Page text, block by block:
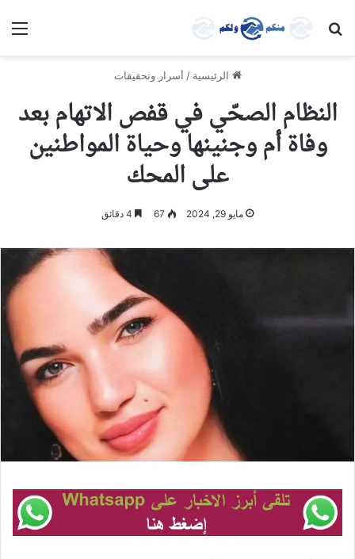
بحث عن
الرئيسية / أسرار وتحقيقات
النظام الصحّي في قفص الاتهام بعد
وفاة أم وجنينها وحياة المواطنين
على المحك
مايو 29, 2024 67